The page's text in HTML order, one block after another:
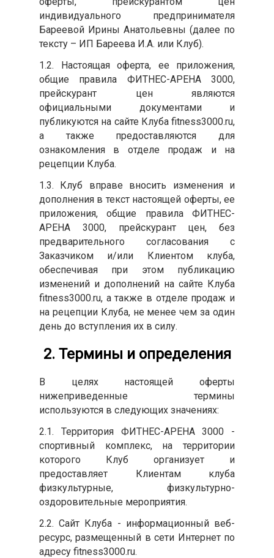
индивидуального предпринимателя
Бареевой Ирины Анатольевны (далее по
тексту – ИП Бареева И.А. или Клуб).
1.2. Настоящая оферта, ее приложения,
общие правила ФИТНЕС-АРЕНА 3000,
прейскурант цен являются
официальными документами и
публикуются на сайте Клуба fitness3000.ru,
а также предоставляются для
ознакомления в отделе продаж и на
рецепции Клуба.
1.3. Клуб вправе вносить изменения и
дополнения в текст настоящей оферты, ее
приложения, общие правила ФИТНЕС-
АРЕНА 3000, прейскурант цен, без
предварительного согласования с
Заказчиком и/или Клиентом клуба,
обеспечивая при этом публикацию
изменений и дополнений на сайте Клуба
fitness3000.ru, а также в отделе продаж и
на рецепции Клуба, не менее чем за один
день до вступления их в силу.
2. Термины и определения
В целях настоящей оферты
нижеприведенные термины
используются в следующих значениях:
2.1. Территория ФИТНЕС-АРЕНА 3000 -
спортивный комплекс, на территории
которого Клуб организует и
предоставляет Клиентам клуба
физкультурные, физкультурно-
оздоровительные мероприятия.
2.2. Сайт Клуба - информационный веб-
ресурс, размещенный в сети Интернет по
адресу fitness3000.ru.